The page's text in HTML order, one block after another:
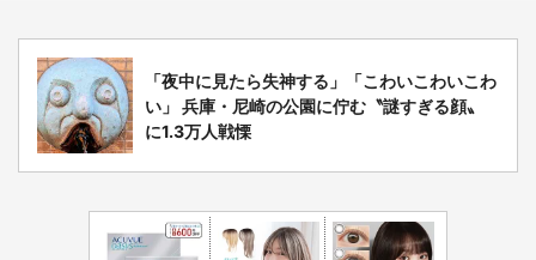
「夜中に見たら失神する」「こわいこわいこわ
い」 兵庫・尼崎の公園に佇む〝謎すぎる顔〟
に1.3万人戦慄